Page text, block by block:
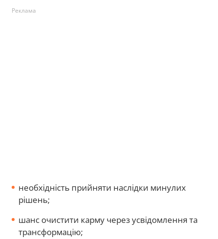
Реклама
необхідність прийняти наслідки минулих
рішень;
шанс очистити карму через усвідомлення та
трансформацію;